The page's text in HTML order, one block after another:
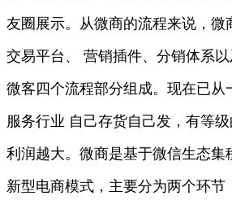
友圈展示。从微商的流程来说，微
交易平台、 营销插件、分销体系
微客四个流程部分组成。现在已从
服务行业 自己存货自己发，有等
利润越大。微商是基于微信生态集
新型电商模式，主要分为两个环节